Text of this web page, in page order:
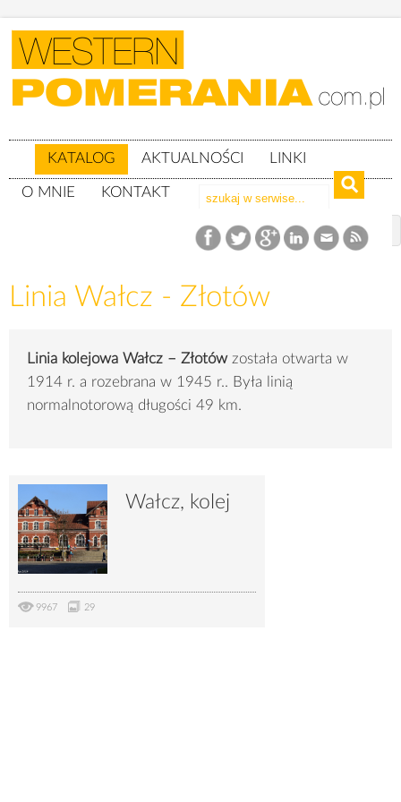
KATALOG AKTUALNOŚCI LINKI
O MNIE KONTAKT
Katalog Linie kolejowe
Linia Wałcz - Złotów
Linia kolejowa Wałcz – Złotów została otwarta w
1914 r. a rozebrana w 1945 r.. Była linią
normalnotorową długości 49 km.
Wałcz, kolej
9967 29